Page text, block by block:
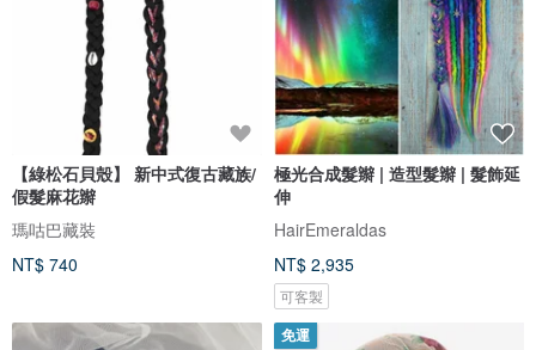
【綠松石貝殼】 新中式復古藏族/
假髮麻花辮
瑪咕巴藏裝
NT$ 740
極光合成髮辮 | 造型髮辮 | 髮飾延
伸
HairEmeraldas
NT$ 2,935
可客製
免運